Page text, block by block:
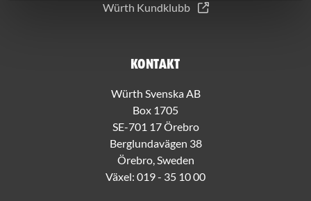
Würth Kundklubb
Kontakt
Würth Svenska AB
Box 1705
SE-701 17 Örebro
Berglundavägen 38
Örebro, Sweden
Växel: 019 - 35 10 00